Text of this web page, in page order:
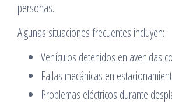
personas.
Algunas situaciones frecuentes incluyen:
Vehículos detenidos en avenidas
Fallas mecánicas en
Problemas eléctricos durante